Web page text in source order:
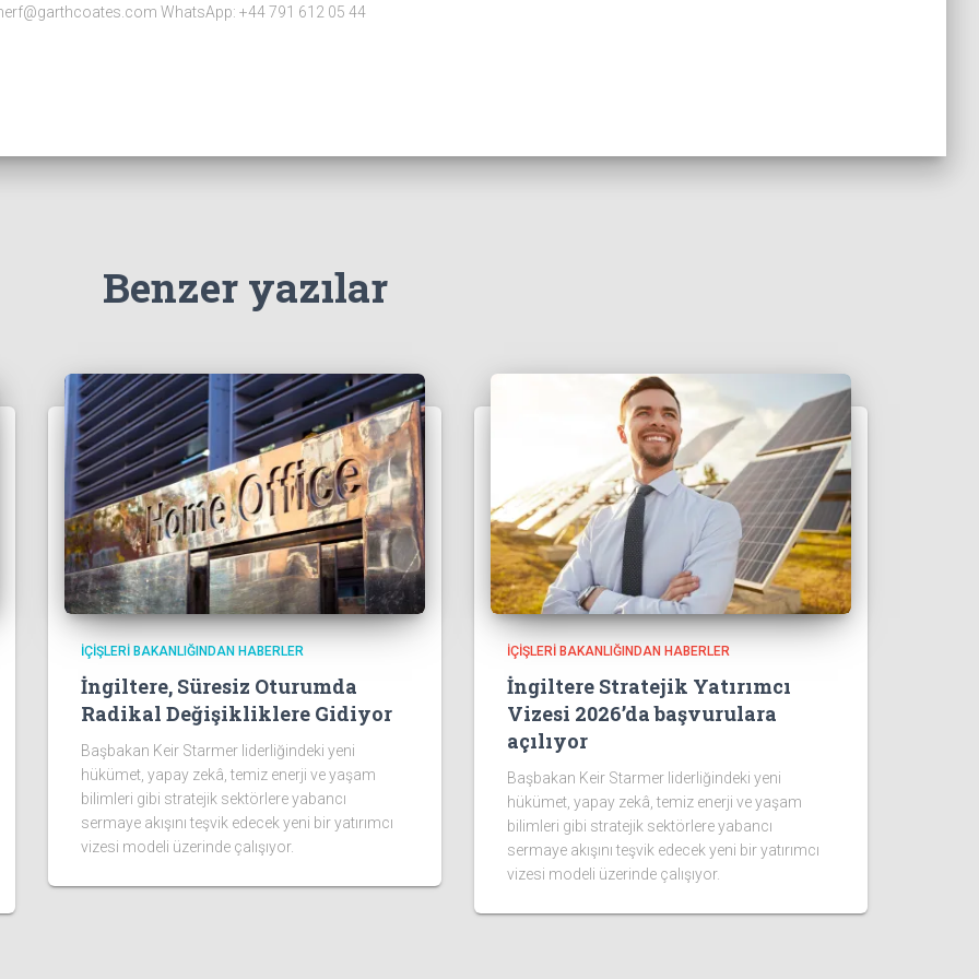
WhatsApp: +44 791 612 05 44
Benzer yazılar
İÇIŞLERI BAKANLIĞINDAN HABERLER
İngiltere, Süresiz Oturumda
Radikal Değişikliklere Gidiyor
Başbakan Keir Starmer liderliğindeki yeni
hükümet, yapay zekâ, temiz enerji ve yaşam
bilimleri gibi stratejik sektörlere yabancı
sermaye akışını teşvik edecek yeni bir yatırımcı
vizesi modeli üzerinde çalışıyor.
İÇIŞLERI BAKANLIĞINDAN HABERLER
İngiltere Stratejik Yatırımcı
Vizesi 2026’da başvurulara
açılıyor
Başbakan Keir Starmer liderliğindeki yeni
hükümet, yapay zekâ, temiz enerji ve yaşam
bilimleri gibi stratejik sektörlere yabancı
sermaye akışını teşvik edecek yeni bir yatırımcı
vizesi modeli üzerinde çalışıyor.